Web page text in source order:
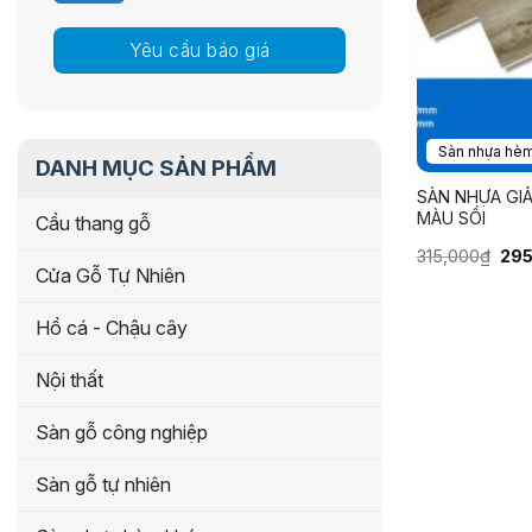
Yêu cầu báo giá
DANH MỤC SẢN PHẨM
Cầu thang gỗ
Cửa Gỗ Tự Nhiên
Hồ cá - Chậu cây
Nội thất
Sàn gỗ công nghiệp
Sàn gỗ tự nhiên
Sàn nhựa
SÀN NHỰA
MÀU SỒI
315,000₫ Giá